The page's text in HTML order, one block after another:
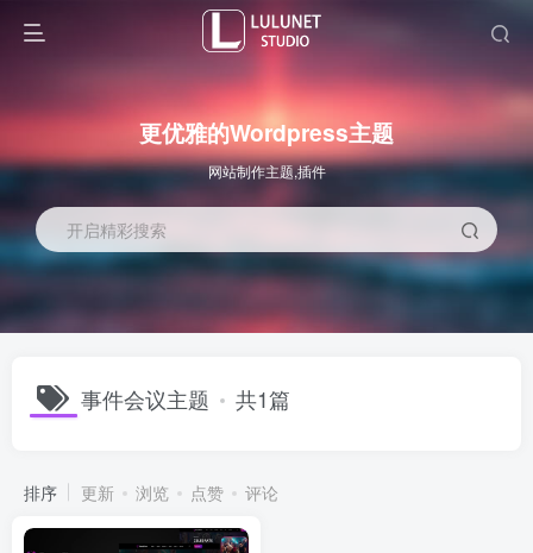
更优雅的Wordpress主题
网站制作主题,插件
开启精彩搜索
事件会议主题 共1篇
排序 更新 浏览 点赞 评论